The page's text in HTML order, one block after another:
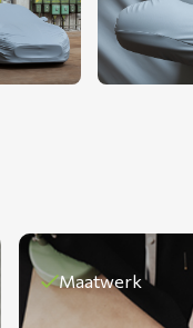
Maatwerk